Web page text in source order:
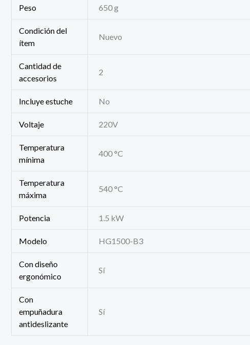
Peso 650 g
Condición del
ítem
Nuevo
Cantidad de
accesorios
2
Incluye estuche No
Voltaje 220V
Temperatura
mínima
400 °C
Temperatura
máxima
540 °C
Potencia 1.5 kW
Modelo HG1500-B3
Con diseño
ergonómico
Sí
Con
empuñadura
antideslizante
Sí